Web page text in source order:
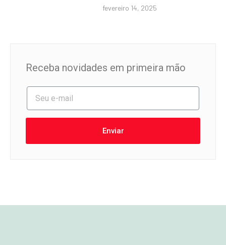
fevereiro 14, 2025
Receba novidades em primeira mão
Enviar